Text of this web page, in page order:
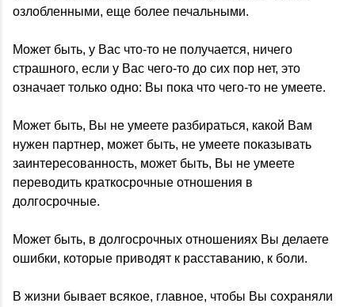
озлобленными, еще более печальными.
Может быть, у Вас что-то не получается, ничего
страшного, если у Вас чего-то до сих пор нет, это
означает только одно: Вы пока что чего-то не умеете.
Может быть, Вы не умеете разбираться, какой Вам
нужен партнер, может быть, не умеете показывать
заинтересованность, может быть, Вы не умеете
переводить краткосрочные отношения в
долгосрочные.
Может быть, в долгосрочных отношениях Вы делаете
ошибки, которые приводят к расставанию, к боли.
В жизни бывает всякое, главное, чтобы Вы сохраняли